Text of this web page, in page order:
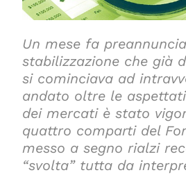
Un mese fa
stabilizzazione che già
si cominciava ad
andato oltre le
dei mercati è stato
quattro comparti del
messo a segno rialzi
“svolta” tutta da